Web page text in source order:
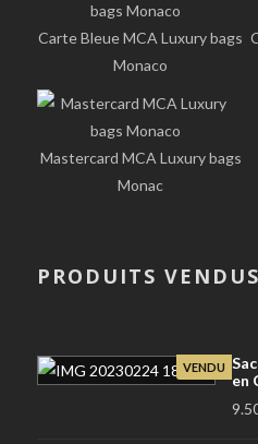
Carte Bleue MCA Luxury bags
Monaco
Mastercard MCA Luxury bags
Monac
PRODUITS VENDUS
VENDU
en